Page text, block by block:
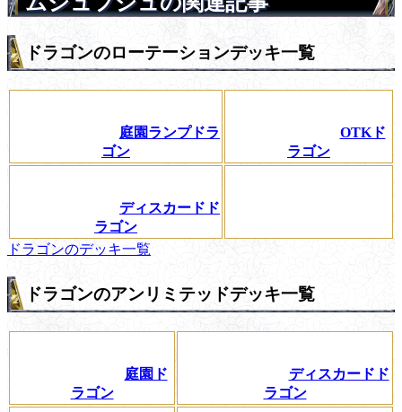
ドラゴンのローテーションデッキ一覧
庭園ランプドラ
ゴン
OTKド
ラゴン
ディスカードド
ラゴン
ドラゴンのデッキ一覧
ドラゴンのアンリミテッドデッキ一覧
庭園ド
ラゴン
ディスカードド
ラゴン